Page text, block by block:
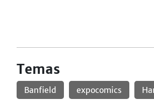
Temas
Banfield expocomics